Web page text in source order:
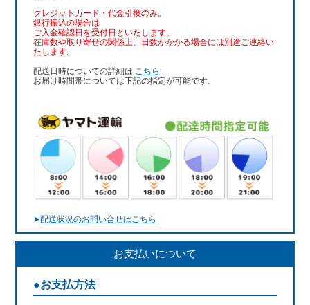
クレジットカード・代金引換のみ。
銀行振込の場合は
ご入金確認日を受付日といたします。
在庫数や取り寄せの関係上、日数がかかる場合には別途ご連絡い
たします。
配送日時についての詳細は こちら
お届け時間帯については下記の指定が可能です。
➤配送状況のお問い合せはこちら
お支払いについて
●お支払方法